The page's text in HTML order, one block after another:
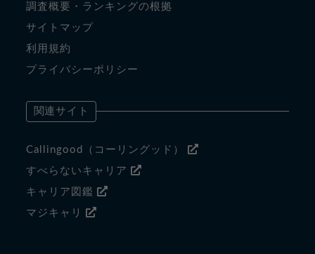
調査概要・ランキングの根拠
サイトマップ
利用規約
プライバシーポリシー
関連サイト
Callingood（コーリングッド）
すべらないキャリア
キャリア図鑑
マジキャリ